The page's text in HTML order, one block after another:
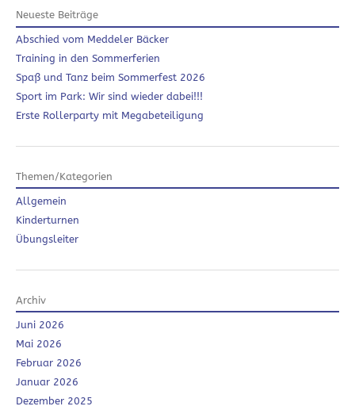
Neueste Beiträge
Abschied vom Meddeler Bäcker
Training in den Sommerferien
Spaß und Tanz beim Sommerfest 2026
Sport im Park: Wir sind wieder dabei!!!
Erste Rollerparty mit Megabeteiligung
Themen/Kategorien
Allgemein
Kinderturnen
Übungsleiter
Archiv
Juni 2026
Mai 2026
Februar 2026
Januar 2026
Dezember 2025